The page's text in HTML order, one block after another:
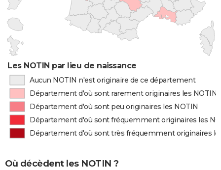
Les NOTIN par lieu de naissance
Aucun NOTIN n'est originaire de ce département
Département d'où sont rarement originaires les NOTIN
Département d'où sont peu originaires les NOTIN
Département d'où sont fréquemment originaires les
Département d'où sont très fréquemment originaires
Où décèdent les NOTIN ?